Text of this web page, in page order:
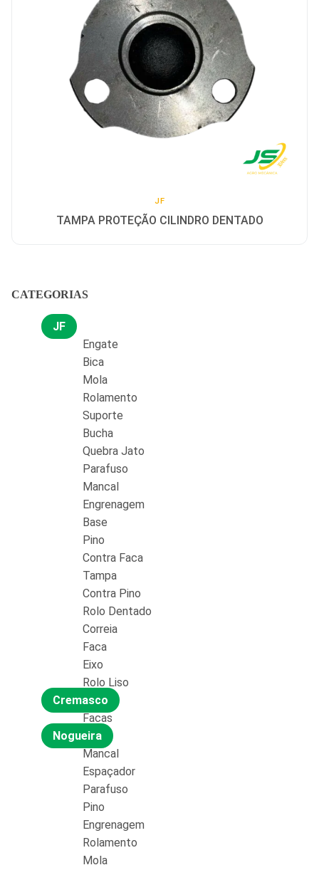
JF
TAMPA PROTEÇÃO CILINDRO DENTADO
CATEGORIAS
JF
Engate
Bica
Mola
Rolamento
Suporte
Bucha
Quebra Jato
Parafuso
Mancal
Engrenagem
Base
Pino
Contra Faca
Tampa
Contra Pino
Rolo Dentado
Correia
Faca
Eixo
Rolo Liso
Cremasco
Facas
Nogueira
Mancal
Espaçador
Parafuso
Pino
Engrenagem
Rolamento
Mola